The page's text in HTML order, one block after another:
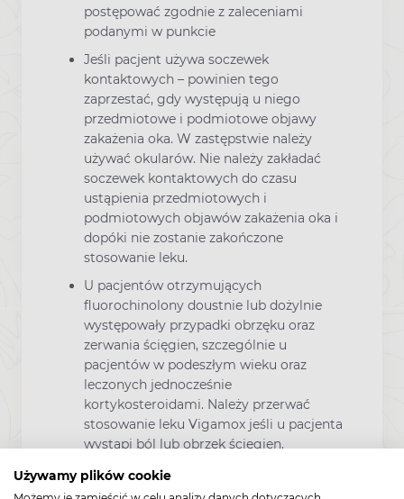
Używamy plików cookie
postępować zgodnie z zaleceniami
podanymi w punkcie
Jeśli pacjent używa soczewek
kontaktowych – powinien tego
zaprzestać, gdy występują u niego
przedmiotowe i podmiotowe objawy
zakażenia oka. W zastępstwie należy
używać okularów. Nie należy zakładać
soczewek kontaktowych do czasu
ustąpienia przedmiotowych i
podmiotowych objawów zakażenia oka i
dopóki nie zostanie zakończone
stosowanie leku.
U pacjentów otrzymujących
fluorochinolony doustnie lub dożylnie
występowały przypadki obrzęku oraz
zerwania ścięgien, szczególnie u
pacjentów w podeszłym wieku oraz
leczonych jednocześnie
kortykosteroidami. Należy przerwać
stosowanie leku Vigamox jeśli u pacjenta
wystąpi ból lub obrzęk ścięgien.
innego antybiotyku, długotrwałe